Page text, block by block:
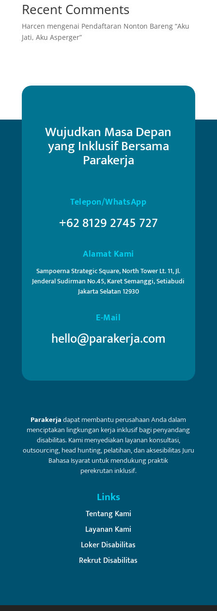
Recent Comments
Harcen mengenai Pendaftaran Nonton Bareng “Aku
Jati, Aku Asperger”
Wujudkan Masa Depan
yang Inklusif Bersama
Parakerja
Telepon/WhatsApp
+62 8129 2745 727
Alamat Kami
Sampoerna Strategic Square, North Tower Lt. 11, Jl.
Jenderal Sudirman No.45, Karet Semanggi, Setiabudi
Jakarta Selatan 12930
E-Mail
hello@parakerja.com
Parakerjadapat membantu perusahaan Anda dalam
menciptakan lingkungan kerja inklusif bagi penyandang
disabilitas. Kami menyediakan layanan konsultasi,
outsourcing, head hunting, pelatihan, dan aksesibilitas Juru
Bahasa Isyarat untuk mendukung praktik
perekrutan inklusif.
Links
Tentang Kami
Layanan Kami
Loker Disabilitas
Rekrut Disabilitas